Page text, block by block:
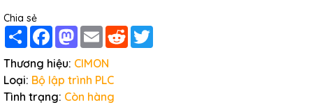
Chia sẻ
Share FacebookMastodon
Email Reddit
Thương hiệu: CIMON
Loại: Bộ lập trình PLC
Tình trạng: Còn hàng